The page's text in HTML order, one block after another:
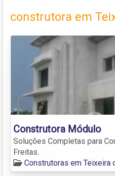
construtora em
Construtora Módulo
Soluções Completas para
Freitas.
Construtoras em Teixeira